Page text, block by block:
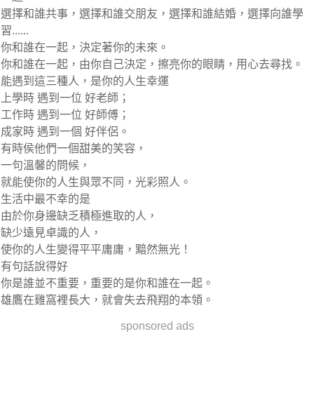
選擇和誰共事，選擇和誰交朋友，選擇和誰結婚，選擇向誰學
習......
你和誰在一起，決定著你的未來。
你和誰在一起，由你自己決定，擦亮你的眼睛，用心去尋找。
能遇到這三種人，是你的人生幸運
上學時 遇到一位 好老師；
工作時 遇到一位 好師傅；
成家時 遇到一個 好伴侶。
有時侯他們一個甜美的笑容，
一句溫馨的問候，
就能使你的人生與眾不同，光彩照人。
生活中最不幸的是
由於你身邊缺乏積極進取的人，
缺少遠見卓識的人，
使你的人生變得平平庸庸，黯然無光！
有句話說得好
你是誰並不重要，重要的是你和誰在一起。
雄鷹在雞窩裡長大，就會失去飛翔的本領。
sponsored ads